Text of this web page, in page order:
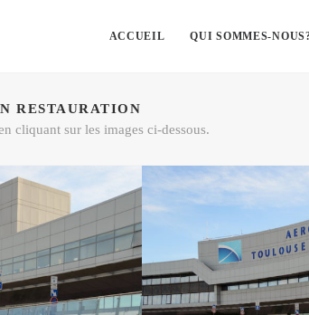
ACCUEIL QUI SOMMES-
RESTAURATION
cliquant sur les images ci-dessous.